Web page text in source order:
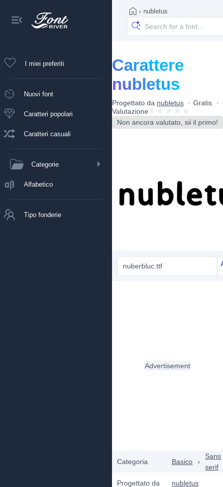
I miei preferiti
Nuovi font
Caratteri popolari
Caratteri casuali
Categorie
Alfabetico
Tipo fonderie
› nubletus
Carattere
nubletus
Progettato da nubletus
Gratis
Valutazione
Non ancora valutato, sii il primo!
nuberbluc.ttf
Categoria Basico ›
Sans
serif
Progettato da
nubletus
Advertisement